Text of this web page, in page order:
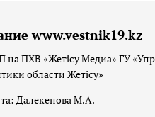
www.vestnik19.kz
на ПХВ «Жетісу Медиа» ГУ
области Жетісу»
Далекенова М.А.